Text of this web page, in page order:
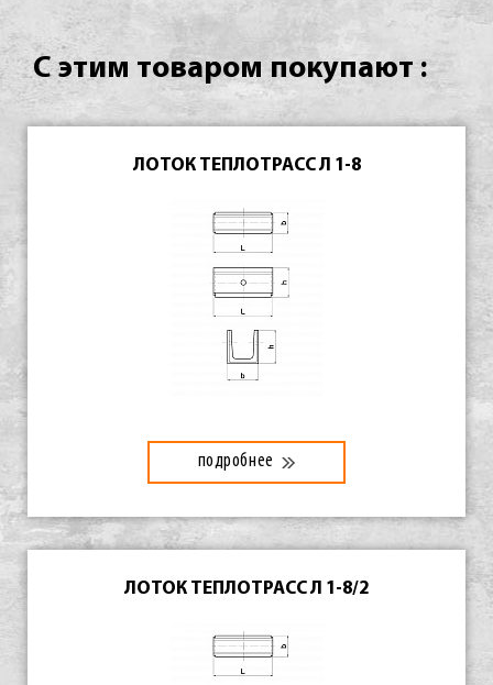
С этим товаром покупают :
ЛОТОК ТЕПЛОТРАСС Л 1-8
подробнее
ЛОТОК ТЕПЛОТРАСС Л 1-8/2